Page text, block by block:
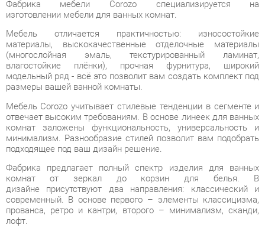
материалы, выскокачественные отделочные материалы
(многослойная эмаль, текстурированный ламинат,
модельный ряд - всё это позволит вам создать комплект под
размеры вашей ванной комнаты.
Мебель Corozo учитывает стилевые тенденции в сегменте и
отвечает высоким требованиям. В основе линеек для ванных
комнат заложены функциональность, универсальность и
подходящее под ваш дизайн решение.
Фабрика предлагает полный спектр изделия для ванных
комнат от зеркал до корзин для белья. В
дизайне присутствуют два направления: классический и
современный. В основе первого – элементы классицизма,
прованса, ретро и кантри, второго – минимализм, сканди,
лофт.
Серия Corozo— отделка многослойной итальянской эмалью
и текстурированным ламинатом. Проработанность моделей
для создания стиля и дизайнерского оформления ванной
комнаты.